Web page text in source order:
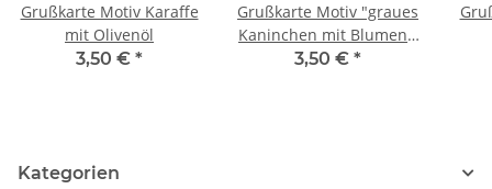
Grußkarte Motiv Karaffe
mit Olivenöl
3,50 € *
Grußkarte Motiv "graues
Kaninchen mit Blumen",
Schriftzug "Frohe
3,50 € *
Kategorien